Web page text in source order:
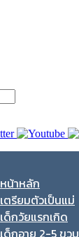
หน้าหลัก
เตรียมตัวเป็นแม่
เด็กวัยแรกเกิด
เด็กอายุ 2-5 ขวบ